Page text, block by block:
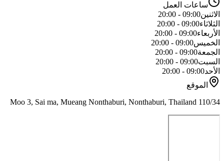
ساعات العمل
الاثنين09:00 - 20:00
الثلاثاء09:00 - 20:00
الأربعاء09:00 - 20:00
الخميس09:00 - 20:00
الجمعة09:00 - 20:00
السبت09:00 - 20:00
الأحد09:00 - 20:00
الموقع
110/34 Moo 3, Sai ma, Mueang Nonthaburi, Nonthaburi, Thailand